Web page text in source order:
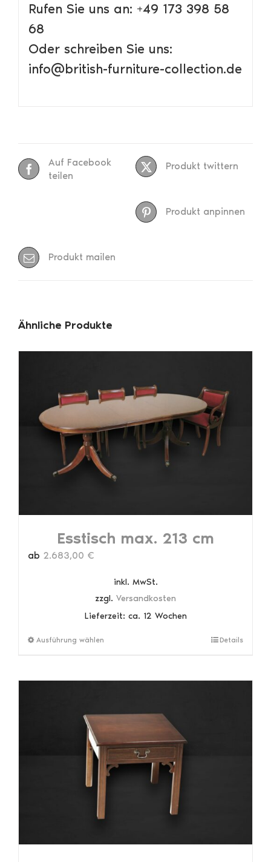
Rufen Sie uns an: +49 173 398 58
68
Oder schreiben Sie uns:
info@british-furniture-collection.de
Auf Facebook
teilen
Produkt twittern
Produkt anpinnen
Produkt mailen
Ähnliche Produkte
Esstisch max. 213 cm
ab 2.683,00 €
inkl. MwSt.
zzgl. Versandkosten
Lieferzeit: ca. 12 Wochen
Ausführung wählen
mehrere
Optionen
können
auf
der
Produktseite
gewählt
werden
Details